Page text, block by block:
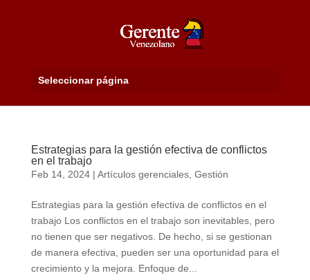
Seleccionar página
Estrategias para la gestión efectiva de conflictos
en el trabajo
Feb 14, 2024| Artículos gerenciales, Gestión
Estrategias para la gestión efectiva de conflictos en el
trabajo Los conflictos en el trabajo son inevitables, pero
no tienen que ser negativos. De hecho, si se gestionan
de manera efectiva, pueden ser una oportunidad para el
crecimiento y la mejora. Enfoque de...